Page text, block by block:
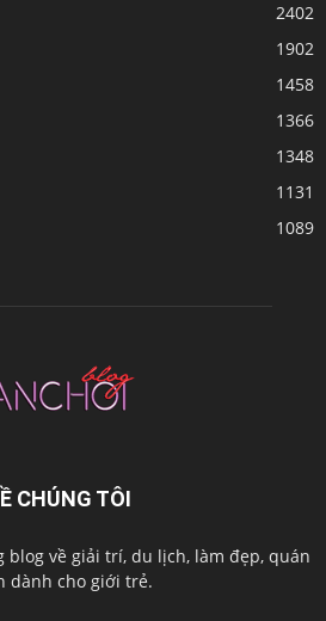
2402
1902
1458
1366
1348
1131
1089
CHÚNG TÔI
blog về giải trí, du lịch, làm đẹp, quán
dành cho giới trẻ.